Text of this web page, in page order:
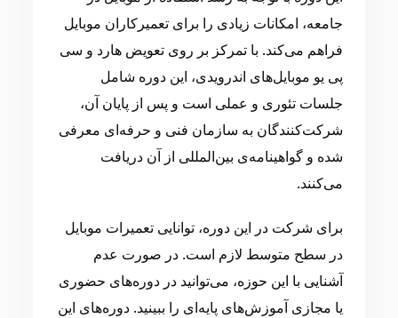
جامعه، امکانات زیادی را برای تعمیرکاران موبایل
فراهم می‌کند. با تمرکز بر روی تعویض هارد و سی
پی یو موبایل‌های اندرویدی، این دوره شامل
جلسات تئوری و عملی است و پس از پایان آن،
شرکت‌کنندگان به سازمان فنی و حرفه‌ای معرفی
شده و گواهینامه‌ی بین‌المللی از آن دریافت
می‌کنند.
برای شرکت در این دوره، توانایی تعمیرات موبایل
در سطح متوسط لازم است. در صورت عدم
آشنایی با این حوزه، می‌توانید در دوره‌های حضوری
یا مجازی آموزش‌های پایه‌ای را ببینید. دوره‌های این